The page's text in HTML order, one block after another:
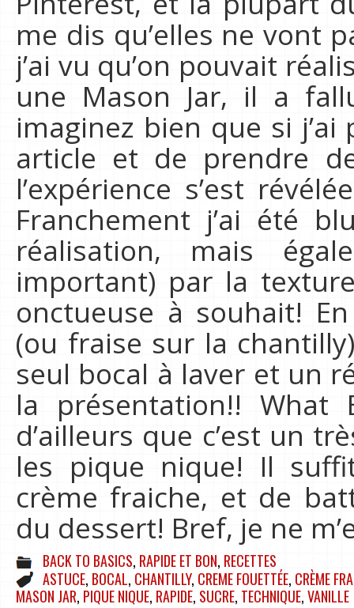
me dis qu’elles ne vont
j’ai vu qu’on pouvait
une Mason Jar, il a
imaginez bien que si
article et de prendre
l’expérience s’est
Franchement j’ai été
réalisation, mais
important) par la
onctueuse à souhait!
(ou fraise sur la
seul bocal à laver et un
la présentation!! What
d’ailleurs que c’est un
les pique nique! Il
crème fraiche, et de
du dessert! Bref, je ne
BACK TO BASICS, RAPIDE ET BON, RECETTES
ASTUCE, BOCAL, CHANTILLY, CREME FOUETTÉE, CRÈME
MASON JAR, PIQUE NIQUE, RAPIDE, SUCRE, TECHNIQUE,VANILLE